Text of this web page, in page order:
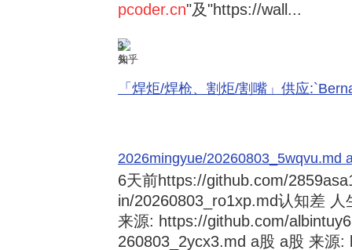
pcoder.cn"及"https://wall...
3
知乎
「焊炬/焊枪、割炬/割嘴」供应
2026mingyue/20260803_5wqvu.md
6天前https://github.com/
in/20260803_ro1xp.md认知差
来源: https://github.com/
260803_2ycx3.md a股 a股 来源